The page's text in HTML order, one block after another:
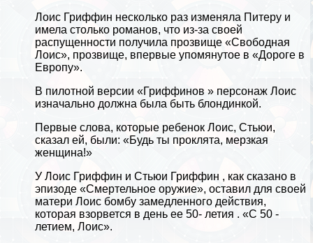
Лоис Гриффин несколько раз изменяла Питеру и
имела столько романов, что из-за своей
распущенности получила прозвище «Свободная
Лоис», прозвище, впервые упомянутое в «Дороге в
Европу».
В пилотной версии «Гриффинов » персонаж Лоис
изначально должна была быть блондинкой.
Первые слова, которые ребенок Лоис, Стьюи,
сказал ей, были: «Будь ты проклята, мерзкая
женщина!»
У Лоис Гриффин и Стьюи Гриффин , как сказано в
эпизоде ​​«Cмepтельное оружие», оставил для своей
матери Лоис бомбу замедленного действия,
которая взорвется в день ее 50- летия . «С 50 -
летием, Лоис».